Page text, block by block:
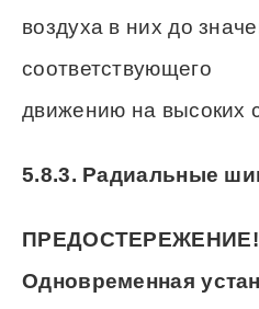
воздуха в них до
соответствующего
движению на высоких
5.8.3. Радиальные
ПРЕДОСТЕРЕЖЕНИЕ!
Одновременная